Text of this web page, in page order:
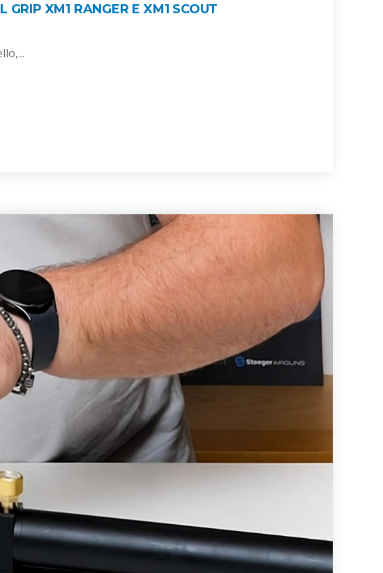
XM1 RANGER E XM1 SCOUT